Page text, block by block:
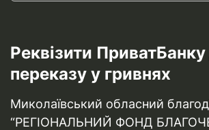
Реквізити
переказу у гривнях
Миколаївський обласний
“РЕГІОНАЛЬНИЙ ФОНД